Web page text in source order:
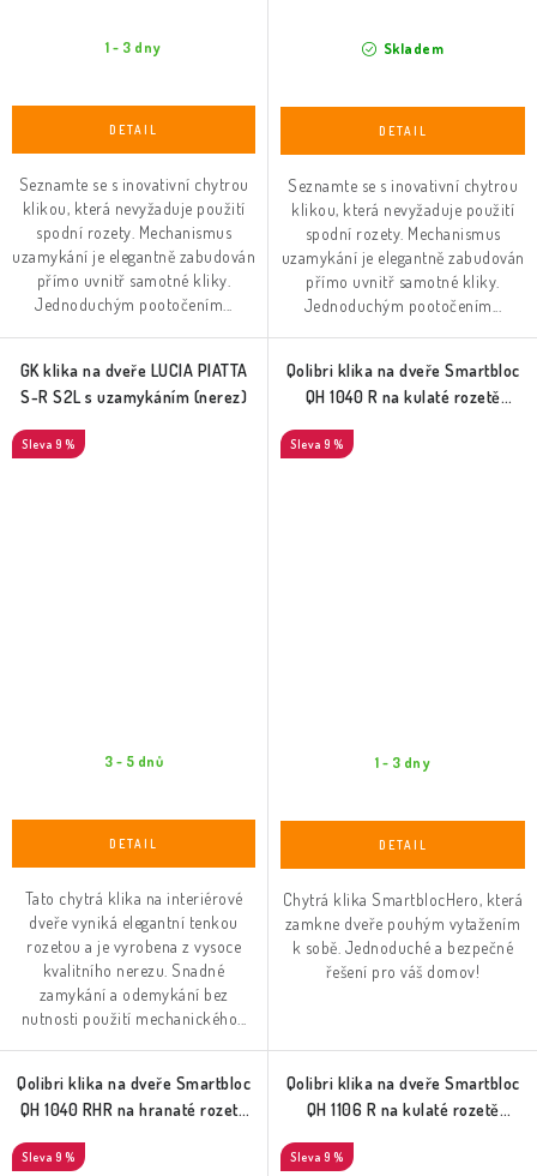
1 - 3 dny
Seznamte se s inovativní chytrou
klikou, která nevyžaduje použití
spodní rozety. Mechanismus
uzamykání je elegantně zabudován
přímo uvnitř samotné kliky.
Jednoduchým pootočením...
Skladem
Seznamte se s inovativní chytrou
klikou, která nevyžaduje použití
spodní rozety. Mechanismus
uzamykání je elegantně zabudován
přímo uvnitř samotné kliky.
Jednoduchým pootočením...
GK klika na dveře LUCIA PIATTA
S-R S2L s uzamykáním (nerez)
9 %
3 - 5 dnů
Tato chytrá klika na interiérové
dveře vyniká elegantní tenkou
rozetou a je vyrobena z vysoce
kvalitního nerezu. Snadné
zamykání a odemykání bez
nutnosti použití mechanického...
Qolibri klika na dveře Smartbloc
QH 1040 R na kulaté rozetě
9 %
1 - 3 dny
Chytrá klika SmartblocHero, která
zamkne dveře pouhým vytažením
k sobě. Jednoduché a bezpečné
řešení pro váš domov!
Qolibri klika na dveře Smartbloc
QH 1040 RHR na hranaté rozetě
9 %
Qolibri klika na dveře Smartbloc
QH 1106 R na kulaté rozetě
9 %